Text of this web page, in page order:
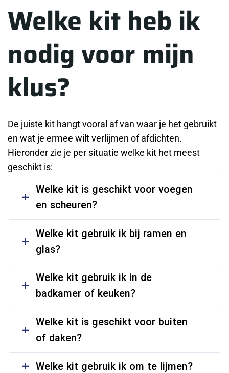
Welke kit heb ik
nodig voor mijn
klus?
De juiste kit hangt vooral af van waar je het gebruikt
en wat je ermee wilt verlijmen of afdichten.
Hieronder zie je per situatie welke kit het meest
geschikt is:
Welke kit is geschikt voor voegen
en scheuren?
Welke kit gebruik ik bij ramen en
glas?
Welke kit gebruik ik in de
badkamer of keuken?
Welke kit is geschikt voor buiten
of daken?
Welke kit gebruik ik om te lijmen?